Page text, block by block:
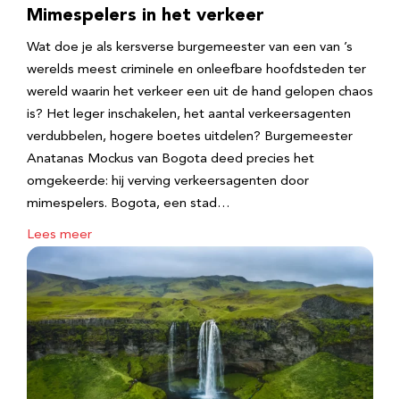
Mimespelers in het verkeer
Wat doe je als kersverse burgemeester van een van ’s
werelds meest criminele en onleefbare hoofdsteden ter
wereld waarin het verkeer een uit de hand gelopen chaos
is? Het leger inschakelen, het aantal verkeersagenten
verdubbelen, hogere boetes uitdelen? Burgemeester
Anatanas Mockus van Bogota deed precies het
omgekeerde: hij verving verkeersagenten door
mimespelers. Bogota, een stad…
Lees meer